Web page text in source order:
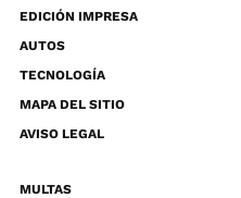
EDICIÓN IMPRESA
AUTOS
TECNOLOGÍA
MAPA DEL SITIO
AVISO LEGAL
MULTAS